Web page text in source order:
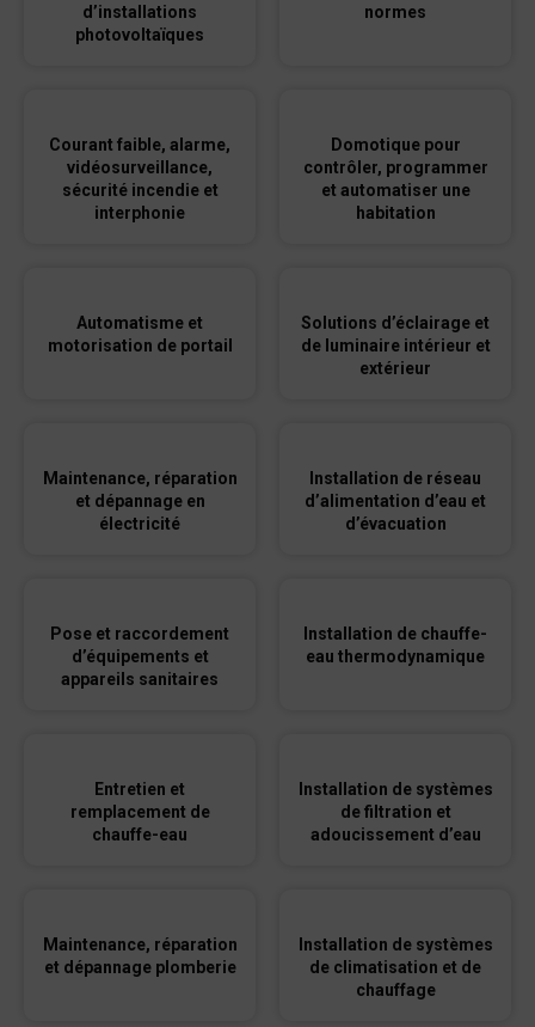
d’installations
photovoltaïques
normes
Courant faible, alarme,
vidéosurveillance,
sécurité incendie et
interphonie
Domotique pour
contrôler, programmer
et automatiser une
habitation
Automatisme et
motorisation de portail
Solutions d’éclairage et
de luminaire intérieur et
extérieur
Maintenance, réparation
et dépannage en
électricité
Installation de réseau
d’alimentation d’eau et
d’évacuation
Pose et raccordement
d’équipements et
appareils sanitaires
Installation de chauffe-
eau thermodynamique
Entretien et
remplacement de
chauffe-eau
Installation de systèmes
de filtration et
adoucissement d’eau
Maintenance, réparation
et dépannage plomberie
Installation de systèmes
de climatisation et de
chauffage